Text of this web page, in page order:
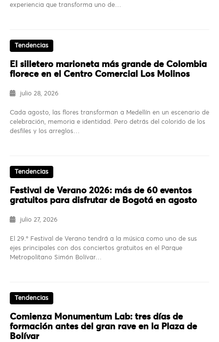
experiencia que transforma uno de…
Tendencias
El silletero marioneta más grande de Colombia
florece en el Centro Comercial Los Molinos
julio 28, 2026
Cada agosto, las flores transforman a Medellín en un escenario de
celebración, memoria e identidad. Pero detrás del colorido de los
desfiles y los arreglos…
Tendencias
Festival de Verano 2026: más de 60 eventos
gratuitos para disfrutar de Bogotá en agosto
julio 27, 2026
El 29.º Festival de Verano tendrá a la música como uno de sus
ejes principales con dos conciertos gratuitos en el Parque
Metropolitano Simón Bolívar…
Tendencias
Comienza Monumentum Lab: tres días de
formación antes del gran rave en la Plaza de
Bolívar